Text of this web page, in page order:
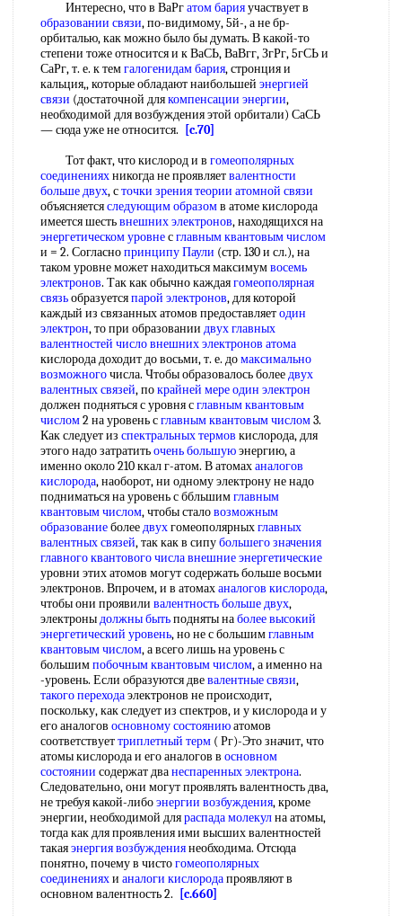
Интересно, что в ВаРгатом барияучаствует в
образовании связи, по-видимому, 5й-, а не бр-
орбиталью, как можно было бы думать. В какой-то
степени тоже относится и к ВаСЬ, ВаВгг, ЗгРг, 5гСЬ и
СаРг, т. е. к темгалогенидам бария, стронция и
кальция,, которые обладают наибольшей энергией
связи (достаточной длякомпенсации энергии,
необходимой для возбуждения этой орбитали) СаСЬ
— сюда уже не относится.
[c.70]
Тот факт, что кислород и в гомеополярных
соединенияхникогда не проявляетвалентности
большедвух, сточки зрения теории атомной связи
объясняетсяследующим образомв атоме кислорода
имеется шестьвнешних электронов, находящихся на
энергетическом уровнесглавным квантовым числом
и = 2. Согласнопринципу Паули (стр. 130 и сл.), на
таком уровне может находиться максимумвосемь
электронов. Так как обычно каждаягомеополярная
связьобразуетсяпарой электронов, для которой
каждый из связанных атомов предоставляетодин
электрон, то при образовании двухглавных
валентностей число внешнихэлектронов атома
кислорода доходит до восьми, т. е. домаксимально
возможногочисла. Чтобы образовалось болеедвух
валентных связей, покрайней мереодин электрон
должен подняться с уровня сглавным квантовым
числом2 на уровень сглавным квантовым числом3.
Как следует из спектральных термов кислорода, для
этого надо затратитьочень большуюэнергию, а
именно около 210 ккал г-атом. В атомаханалогов
кислорода, наоборот, ни одному электрону не надо
подниматься на уровень с ббльшимглавным
квантовым числом, чтобы сталовозможным
образованиеболеедвухгомеополярныхглавных
валентных связей, так как в сипубольшего значения
главного квантового числавнешние энергетические
уровни этих атомов могут содержать больше восьми
электронов. Впрочем, и в атомаханалогов кислорода,
чтобы они проявили валентность большедвух,
электроныдолжны бытьподняты наболее высокий
энергетический уровень, но не с большимглавным
квантовым числом, а всего лишь на уровень с
большимпобочным квантовым числом, а именно на
-уровень. Если образуются двевалентные связи,
такого переходаэлектронов не происходит,
поскольку, как следует из спектров, и у кислорода и у
его аналогов основному состояниюатомов
соответствуеттриплетный терм ( Рг)-Это значит, что
атомы кислорода и его аналогов в основном
состоянии содержат дванеспаренных электрона.
Следовательно, они могут проявлять валентность два,
не требуя какой-либоэнергии возбуждения, кроме
энергии, необходимой дляраспада молекулна атомы,
тогда как для проявления ими высших валентностей
такаяэнергия возбуждениянеобходима. Отсюда
понятно, почему в чистогомеополярных
соединенияхи аналоги кислородапроявляют в
основном валентность 2.
[c.660]